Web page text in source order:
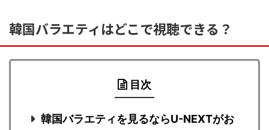
韓国バラエティはどこで視聴できる？
目次
韓国バラエティを見るならU-NEXTがお